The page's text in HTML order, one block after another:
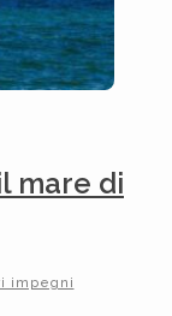
mare di
impegni